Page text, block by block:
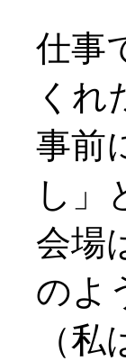
仕事
くれ
事前
し」
会場
のよ
（